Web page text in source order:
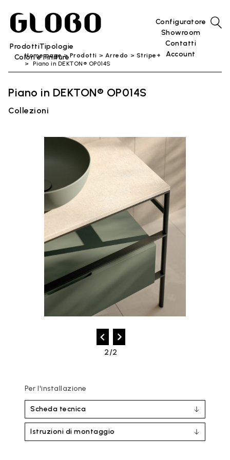
ProdottiTipologie
Colori e Finiture
Configuratore
Showroom
Contatti
Account
Home page Prodotti Arredo
Stripe+
Piano in DEKTON® OP014S
Piano in DEKTON® OP014S
Collezioni
2/2
Per l'installazione
Scheda tecnica
Istruzioni di montaggio